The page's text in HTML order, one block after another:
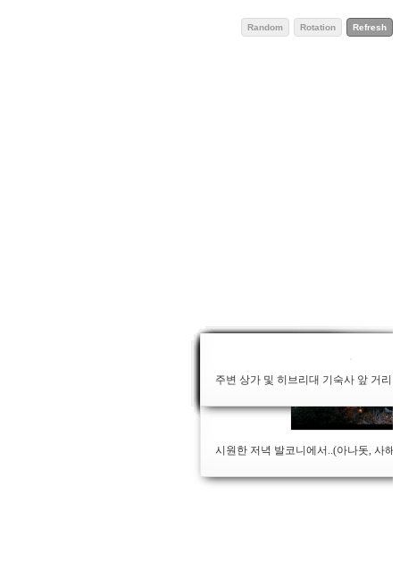
Random Rotation Refresh
주변 상가 및 히브리대 기숙사 앞 거리
시원한 저녁 발코니에서..(아나돗, 사해
손님이 차려주신 밥상
수제 오뎅, 그리고 오뎅국, 오뎅 떡볶이
여름밤 하늘의 별과 유대광야, 요르단
발코니에서의 바베큐 - 고등어, 삼겹살,
바로 옆에 있는 어린이 놀이터
어린이와 함께는 편하게
또하나의 식구, 이스라엘 거북이
사해가 보이는 가을 아침
프렌치 힐과 히브리대 전경
저녁 해가 저무는 풍경과 히브리대
다용도형 거실과 발코니
안전하고 아담한 입구
게스트 룸 사진
발코니에서 바라보는 해가 뜨는 아침